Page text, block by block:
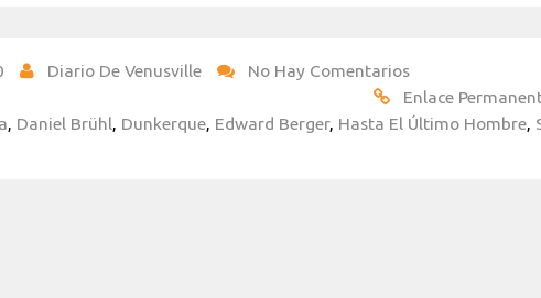
Diario De Venusville
No Hay Comentarios
Enlace
, Daniel Brühl, Dunkerque, Edward Berger, Hasta El Último Hombre,